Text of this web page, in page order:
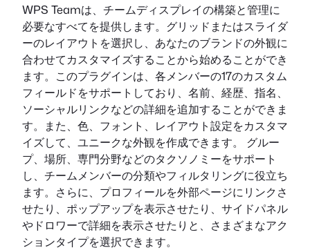
WPS Teamは、チームディスプレイの構築と管理に
必要なすべてを提供します。グリッドまたはスライダ
ーのレイアウトを選択し、あなたのブランドの外観に
合わせてカスタマイズすることから始めることができ
ます。このプラグインは、各メンバーの17のカスタム
フィールドをサポートしており、名前、経歴、指名、
ソーシャルリンクなどの詳細を追加することができま
す。また、色、フォント、レイアウト設定をカスタマ
イズして、ユニークな外観を作成できます。 グルー
プ、場所、専門分野などのタクソノミーをサポート
し、チームメンバーの分類やフィルタリングに役立ち
ます。さらに、プロフィールを外部ページにリンクさ
せたり、ポップアップを表示させたり、サイドパネル
やドロワーで詳細を表示させたりと、さまざまなアク
ションタイプを選択できます。